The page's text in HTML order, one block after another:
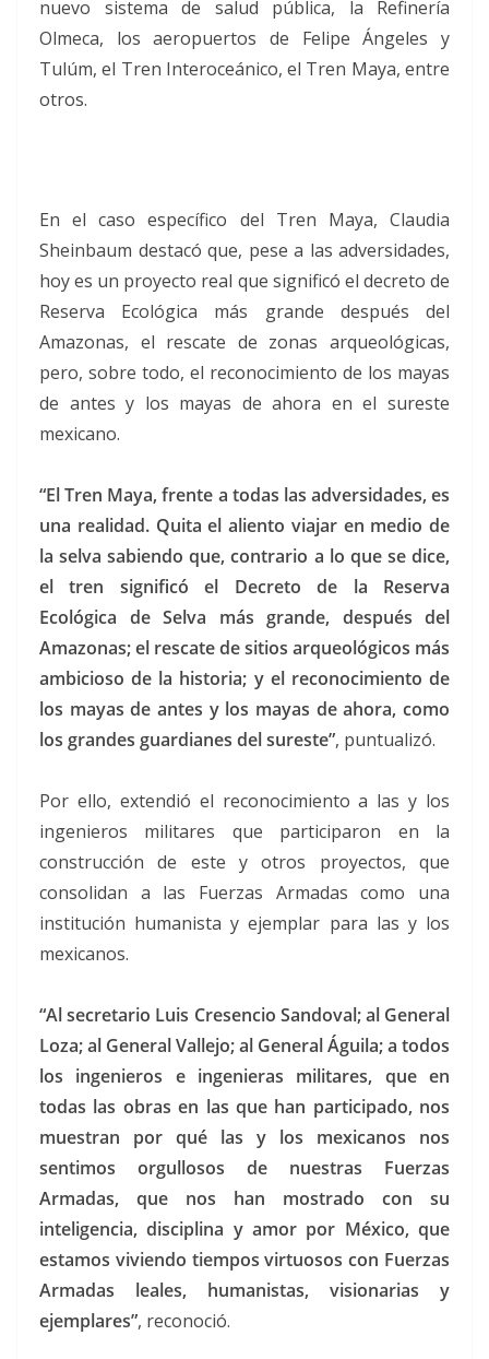
nuevo sistema de salud pública, la Refinería
Olmeca, los aeropuertos de Felipe Ángeles y
Tulúm, el Tren Interoceánico, el Tren Maya, entre
otros.
En el caso específico del Tren Maya, Claudia
Sheinbaum destacó que, pese a las adversidades,
hoy es un proyecto real que significó el decreto de
Reserva Ecológica más grande después del
Amazonas, el rescate de zonas arqueológicas,
pero, sobre todo, el reconocimiento de los mayas
de antes y los mayas de ahora en el sureste
mexicano.
“El Tren Maya, frente a todas las adversidades, es
una realidad. Quita el aliento viajar en medio de
la selva sabiendo que, contrario a lo que se dice,
el tren significó el Decreto de la Reserva
Ecológica de Selva más grande, después del
Amazonas; el rescate de sitios arqueológicos más
ambicioso de la historia; y el reconocimiento de
los mayas de antes y los mayas de ahora, como
los grandes guardianes del sureste”, puntualizó.
Por ello, extendió el reconocimiento a las y los
ingenieros militares que participaron en la
construcción de este y otros proyectos, que
consolidan a las Fuerzas Armadas como una
institución humanista y ejemplar para las y los
mexicanos.
“Al secretario Luis Cresencio Sandoval; al General
Loza; al General Vallejo; al General Águila; a todos
los ingenieros e ingenieras militares, que en
todas las obras en las que han participado, nos
muestran por qué las y los mexicanos nos
sentimos orgullosos de nuestras Fuerzas
Armadas, que nos han mostrado con su
inteligencia, disciplina y amor por México, que
estamos viviendo tiempos virtuosos con Fuerzas
Armadas leales, humanistas, visionarias y
ejemplares”, reconoció.